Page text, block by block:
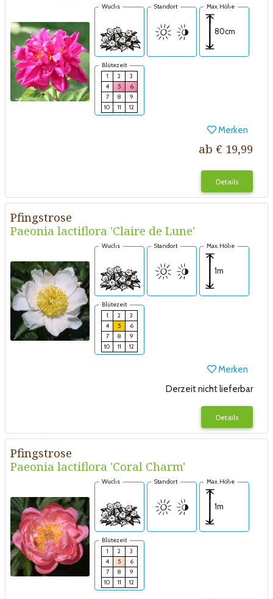
Wuchs Standort Max. Höhe
80cm
Blütezeit
1
2
3
4
5
6
7
8
9
10
11 12
Merken
ab € 19,99
Details
Pfingstrose
Paeonia lactiflora 'Claire de Lune'
Wuchs Standort Max. Höhe
1m
Blütezeit
1
2
3
4
5
6
7
8
9
10
11 12
Merken
Derzeit nicht lieferbar
Details
Pfingstrose
Paeonia lactiflora 'Coral Charm'
Wuchs Standort Max. Höhe
1m
Blütezeit
1
2
3
4
5
6
7
8
9
10
11 12